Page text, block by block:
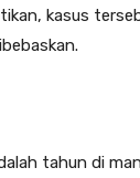
kasus
tahun di